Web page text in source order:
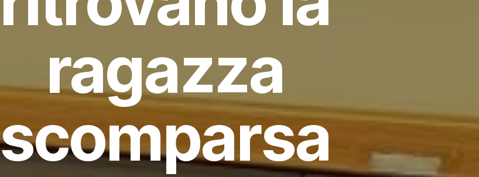
ragazza
scomparsa